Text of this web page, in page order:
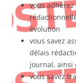
vous
évolution
vous savez
délais
journal, ainsi
vous savez